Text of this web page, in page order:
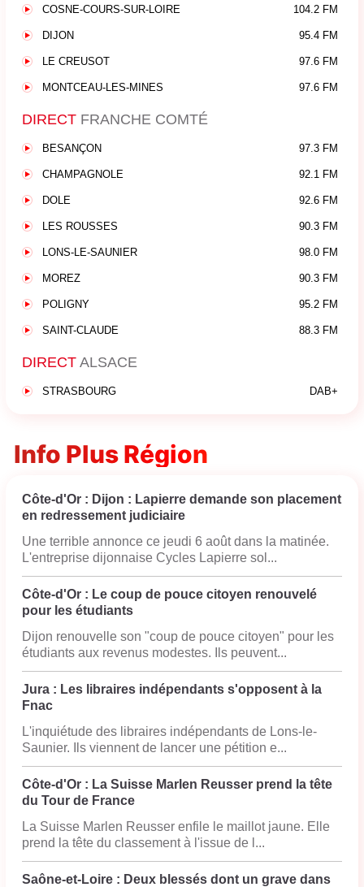
COSNE-COURS-SUR-LOIRE 104.2 FM
DIJON 95.4 FM
LE CREUSOT 97.6 FM
MONTCEAU-LES-MINES 97.6 FM
DIRECT FRANCHE COMTÉ
BESANÇON 97.3 FM
CHAMPAGNOLE 92.1 FM
DOLE 92.6 FM
LES ROUSSES 90.3 FM
LONS-LE-SAUNIER 98.0 FM
MOREZ 90.3 FM
POLIGNY 95.2 FM
SAINT-CLAUDE 88.3 FM
DIRECT ALSACE
STRASBOURG DAB+
Info Plus Région
Côte-d'Or : Dijon : Lapierre demande son placement
en redressement judiciaire
Une terrible annonce ce jeudi 6 août dans la matinée.
L'entreprise dijonnaise Cycles Lapierre sol...
Côte-d'Or : Le coup de pouce citoyen renouvelé
pour les étudiants
Dijon renouvelle son "coup de pouce citoyen" pour les
étudiants aux revenus modestes. Ils peuvent...
Jura : Les libraires indépendants s'opposent à la
Fnac
L'inquiétude des libraires indépendants de Lons-le-
Saunier. Ils viennent de lancer une pétition e...
Côte-d'Or : La Suisse Marlen Reusser prend la tête
du Tour de France
La Suisse Marlen Reusser enfile le maillot jaune. Elle
prend la tête du classement à l'issue de l...
Saône-et-Loire : Deux blessés dont un grave dans